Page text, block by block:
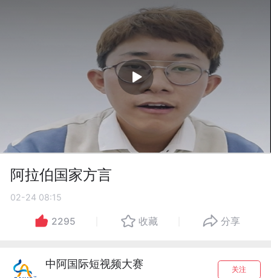
阿拉伯国家方言
02-24 08:15
2295 收藏 分享
中阿国际短视频大赛 关注